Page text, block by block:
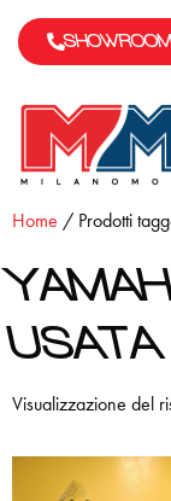
Home / Prodotti
Visualizzazione del